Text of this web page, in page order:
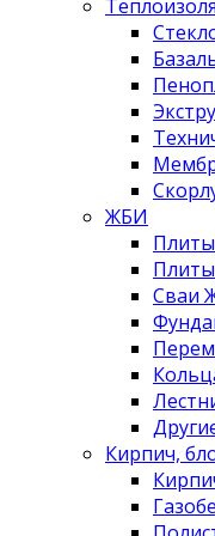
ЖБИ
Сваи
Кирпич,